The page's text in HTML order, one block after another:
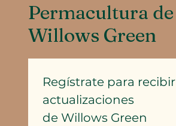
Permacultura de
Willows Green
Regístrate para recibir
actualizaciones
de Willows Green